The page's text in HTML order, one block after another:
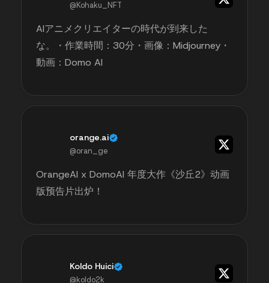
@Kohaku_NFT
AIアニメクリエイターの時代が到来した
な。・作業時間：30分・画像：Midjourney・
動画：Domo AI
orange.ai
@oran_ge
OrangeAI x DomoAI 年度大作《沙丘2》动画
版预告片出炉！
Koldo Huici
@koldo2k